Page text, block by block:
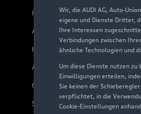
Wir, die AUDI AG, Auto-
eigene und Dienste Dritter,
Ihre Interessen
Verbindungen zwischen
ähnliche Technologien und
Um diese Dienste nutzen
Einwilligungen erteilen,
Sie keinen der
verpflichtet, in die
Cookie-Einstellungen
Händlersuche
Audi Code
Häufige Fragen (FAQ)
Audi Online Beratung
Online-Terminvereinbarung
Servicekontakt